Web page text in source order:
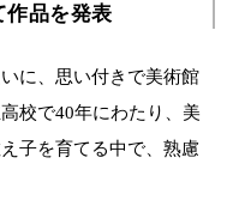
作品を発表
に、思い付きで美術館
校で40年にわたり、美
子を育てる中で、熟慮